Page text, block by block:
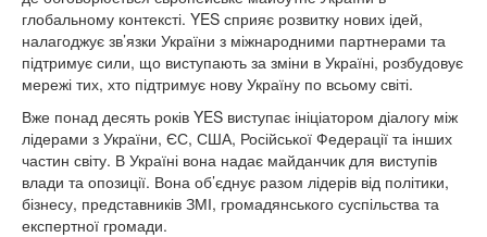
глобальному контексті. YES сприяє розвитку нових ідей,
налагоджує зв’язки України з міжнародними партнерами та
підтримує сили, що виступають за зміни в Україні, розбудовує
мережі тих, хто підтримує нову Україну по всьому світі.
Вже понад десять років YES виступає ініціатором діалогу між
лідерами з України, ЄС, США, Російської Федерації та інших
частин світу. В Україні вона надає майданчик для виступів
влади та опозиції. Вона об’єднує разом лідерів від політики,
бізнесу, представників ЗМІ, громадянського суспільства та
експертної громади.